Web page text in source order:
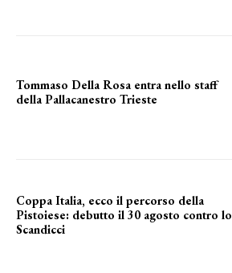
Tommaso Della Rosa entra nello staff
della Pallacanestro Trieste
Coppa Italia, ecco il percorso della
Pistoiese: debutto il 30 agosto contro lo
Scandicci